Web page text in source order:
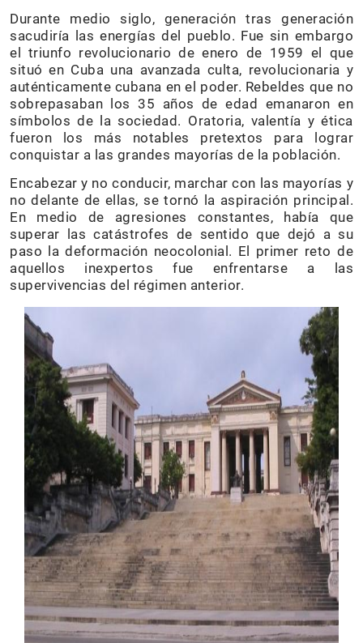
Durante medio siglo, generación tras generación
sacudiría las energías del pueblo. Fue sin embargo
el triunfo revolucionario de enero de 1959 el que
situó en Cuba una avanzada culta, revolucionaria y
auténticamente cubana en el poder. Rebeldes que no
sobrepasaban los 35 años de edad emanaron en
símbolos de la sociedad. Oratoria, valentía y ética
fueron los más notables pretextos para lograr
conquistar a las grandes mayorías de la población.
Encabezar y no conducir, marchar con las mayorías y
no delante de ellas, se tornó la aspiración principal.
En medio de agresiones constantes, había que
superar las catástrofes de sentido que dejó a su
paso la deformación neocolonial. El primer reto de
aquellos inexpertos fue enfrentarse a las
supervivencias del régimen anterior.